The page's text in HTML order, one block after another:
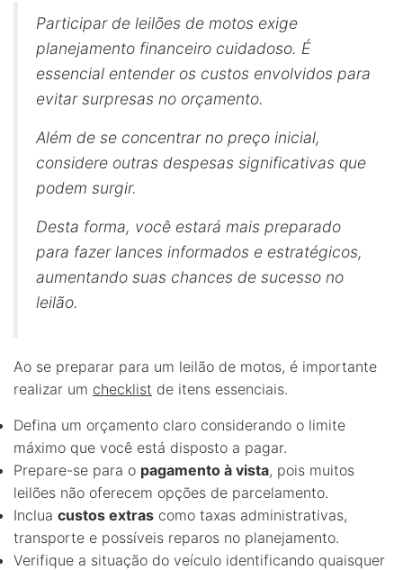
Participar de leilões de motos exige
planejamento financeiro cuidadoso. É
essencial entender os custos envolvidos para
evitar surpresas no orçamento.
Além de se concentrar no preço inicial,
considere outras despesas significativas que
podem surgir.
Desta forma, você estará mais preparado
para fazer lances informados e estratégicos,
aumentando suas chances de sucesso no
leilão.
Ao se preparar para um leilão de motos, é importante
realizar um checklist de itens essenciais.
Defina um orçamento claro considerando o limite
máximo que você está disposto a pagar.
Prepare-se para o pagamento à vista, pois muitos
leilões não oferecem opções de parcelamento.
Inclua custos extras como taxas administrativas,
transporte e possíveis reparos no planejamento.
Verifique a situação do veículo identificando quaisquer